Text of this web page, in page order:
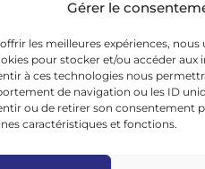
Gérer le
les meilleures expériences,
pour stocker et/ou accéder aux
à ces technologies nous
de navigation ou les ID
ou de retirer son consentement
caractéristiques et fonctions.
Shimano
Bosch
Abus
Thule Nakamura